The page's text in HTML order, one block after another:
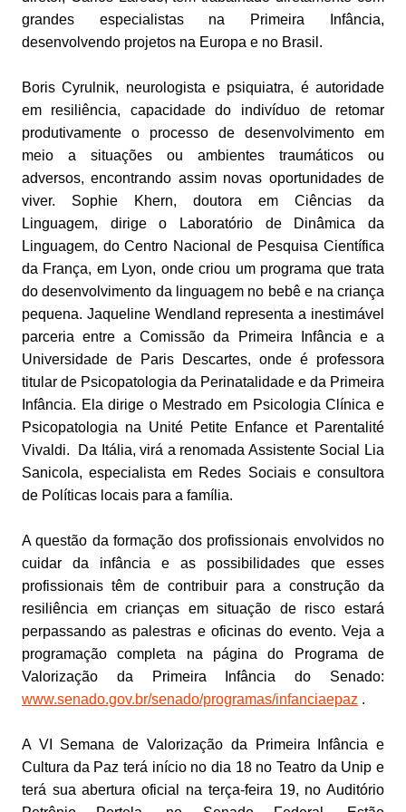
grandes especialistas na Primeira Infância,
desenvolvendo projetos na Europa e no Brasil.
Boris Cyrulnik, neurologista e psiquiatra, é autoridade
em resiliência, capacidade do indivíduo de retomar
produtivamente o processo de desenvolvimento em
meio a situações ou ambientes traumáticos ou
adversos, encontrando assim novas oportunidades de
viver. Sophie Khern, doutora em Ciências da
Linguagem, dirige o Laboratório de Dinâmica da
Linguagem, do Centro Nacional de Pesquisa Científica
da França, em Lyon, onde criou um programa que trata
do desenvolvimento da linguagem no bebê e na criança
pequena. Jaqueline Wendland representa a inestimável
parceria entre a Comissão da Primeira Infância e a
Universidade de Paris Descartes, onde é professora
titular de Psicopatologia da Perinatalidade e da Primeira
Infância. Ela dirige o Mestrado em Psicologia Clínica e
Psicopatologia na Unité Petite Enfance et Parentalité
Vivaldi. Da Itália, virá a renomada Assistente Social Lia
Sanicola, especialista em Redes Sociais e consultora
de Políticas locais para a família.
A questão da formação dos profissionais envolvidos no
cuidar da infância e as possibilidades que esses
profissionais têm de contribuir para a construção da
resiliência em crianças em situação de risco estará
perpassando as palestras e oficinas do evento. Veja a
programação completa na página do Programa de
Valorização da Primeira Infância do Senado:
www.senado.gov.br/senado/programas/infanciaepaz .
A VI Semana de Valorização da Primeira Infância e
Cultura da Paz terá início no dia 18 no Teatro da Unip e
terá sua abertura oficial na terça-feira 19, no Auditório